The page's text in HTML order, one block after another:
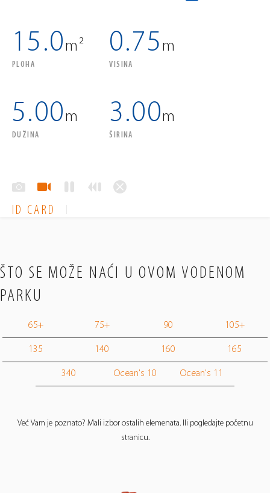
15.0m²
PLOHA
0.75 m
VISINA
5.00m
DUŽINA
3.00m
ŠIRINA
ID CARD
ŠTO SE MOŽE NAĆI U OVOM VODENOM
PARKU
65+ 75+ 90 105+
135 140 160 165
340 Ocean's 10 Ocean's 11
Već Vam je poznato? Mali izbor ostalih elemenata. Ili pogledajte početnu
stranicu.